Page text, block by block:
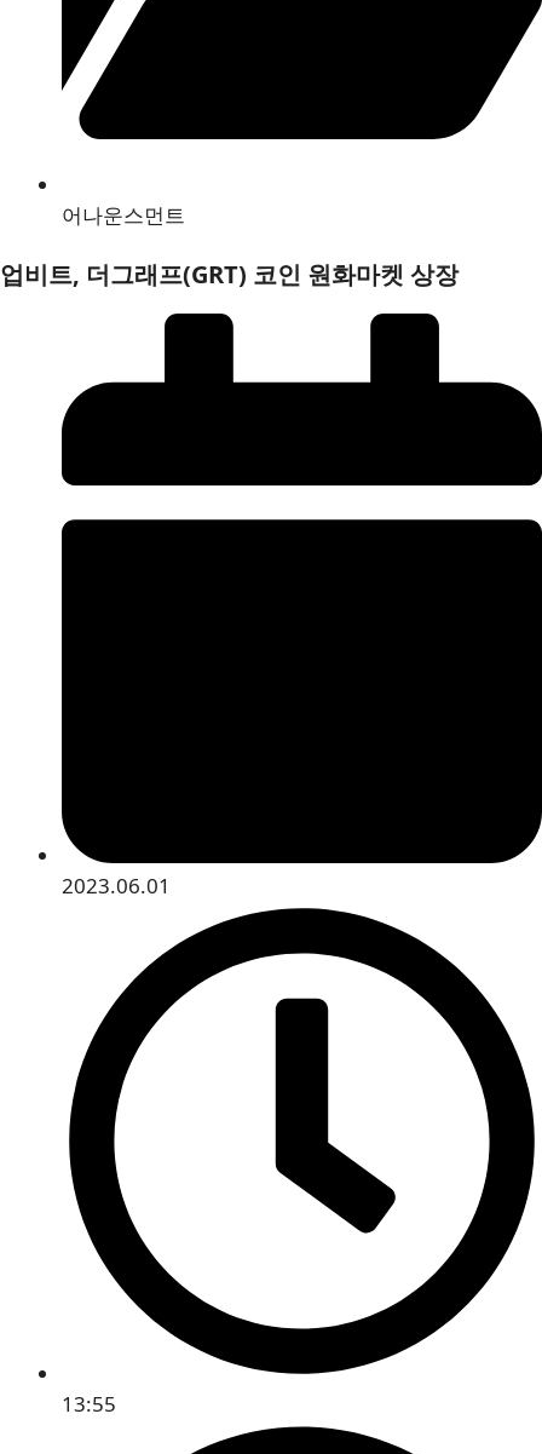
어나운스먼트
업비트, 더그래프(GRT) 코인 원화마켓 상장
2023.06.01
13:55